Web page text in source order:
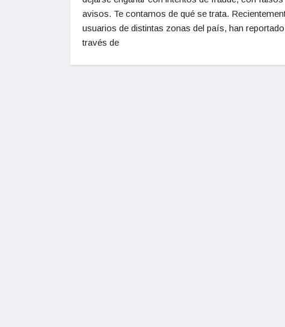
avisos. Te contamos de qué se trata.
usuarios de distintas zonas del país, han
través de